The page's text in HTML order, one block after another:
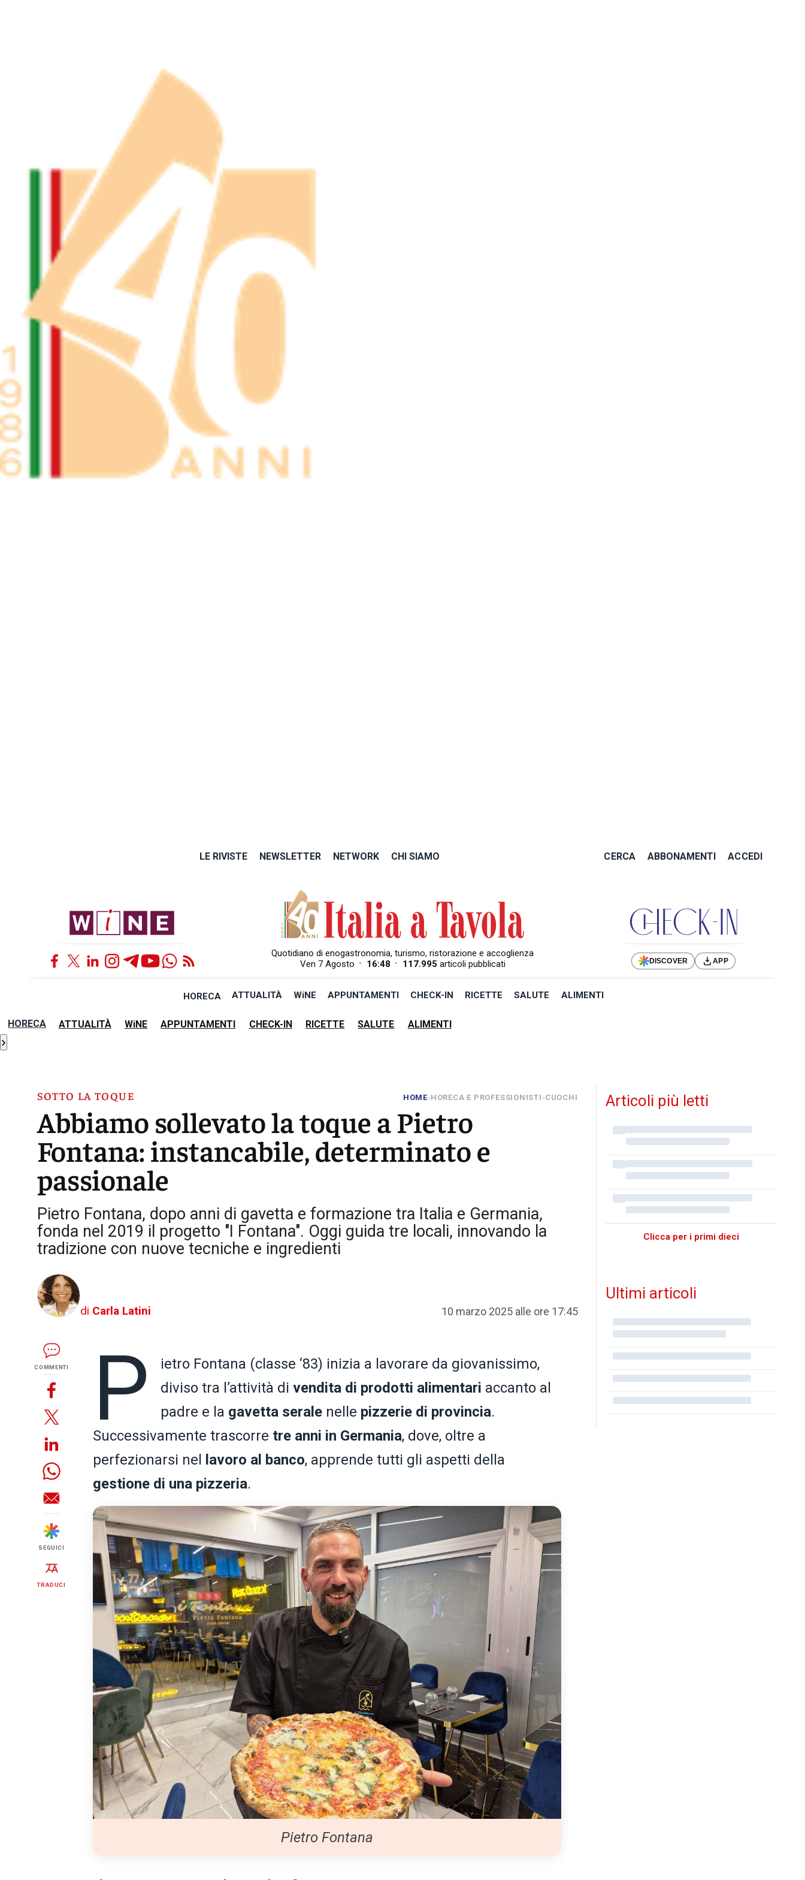
LE RIVISTE NEWSLETTER NETWORK CHI SIAMO CERCA ABBONAMENTI ACCEDI
Quotidiano di enogastronomia, turismo, ristorazione e accoglienza
Ven 7 Agosto • 16:48 • 117.995 articoli pubblicati DISCOVER APP
HORECA ATTUALITÀ WiNE APPUNTAMENTI CHECK-IN RICETTE SALUTE ALIMENTI
HORECA ATTUALITÀ WiNE APPUNTAMENTI CHECK-IN RICETTE SALUTE ALIMENTI
›
SOTTO LA TOQUE HOME»HORECA E PROFESSIONISTI »CUOCHI
Abbiamo sollevato la toque a Pietro
Fontana: instancabile, determinato e
passionale
Pietro Fontana, dopo anni di gavetta e formazione tra Italia e Germania,
fonda nel 2019 il progetto "I Fontana". Oggi guida tre locali, innovando la
tradizione con nuove tecniche e ingredienti
di Carla Latini 10 marzo 2025 alle ore 17:45
COMMENTI
SEGUICI
TRADUCI
P
ietro Fontana (classe ‘83) inizia a lavorare da giovanissimo,
diviso tra l’attività divendita di prodotti alimentari accanto al
padre e la gavetta serale nelle pizzerie di provincia.
Successivamente trascorre tre anni in Germania, dove, oltre a
perfezionarsi nel
lavoro al banco, apprende tutti gli aspetti della
gestione di una pizzeria.
Pietro Fontana
Articoli più letti
Clicca per i primi dieci
Ultimi articoli